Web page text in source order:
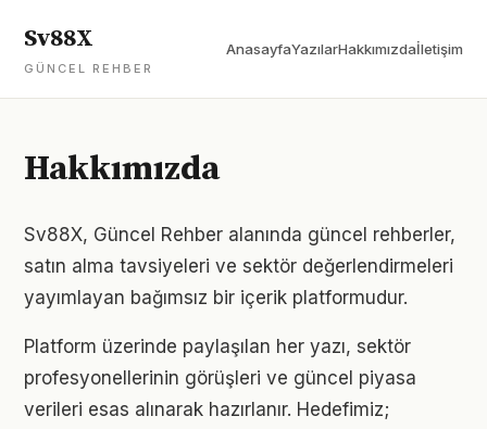
Sv88X
GÜNCEL REHBER
AnasayfaYazılarHakkımızdaİletişim
Hakkımızda
Sv88X, Güncel Rehber alanında güncel rehberler,
satın alma tavsiyeleri ve sektör değerlendirmeleri
yayımlayan bağımsız bir içerik platformudur.
Platform üzerinde paylaşılan her yazı, sektör
profesyonellerinin görüşleri ve güncel piyasa
verileri esas alınarak hazırlanır. Hedefimiz;